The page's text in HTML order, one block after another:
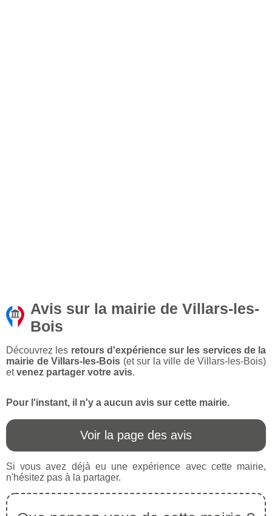
Avis sur la mairie de Villars-les-
Bois
Découvrez les retours d'expérience sur les services de la
mairie de Villars-les-Bois (et sur la ville de Villars-les-Bois)
etvenez partager votre avis.
Pour l'instant, il n'y a aucun avis sur cette mairie.
Voir la page des avis
Si vous avez déjà eu une expérience avec cette mairie,
n'hésitez pas à la partager.